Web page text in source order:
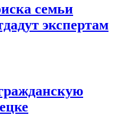
семьи
экспертам